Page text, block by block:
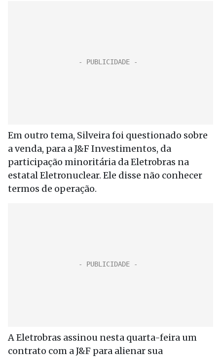
Em outro tema, Silveira foi questionado sobre
a venda, para a J&F Investimentos, da
participação minoritária da Eletrobras na
estatal Eletronuclear. Ele disse não conhecer
termos de operação.
A Eletrobras assinou nesta quarta-feira um
contrato com a J&F para alienar sua